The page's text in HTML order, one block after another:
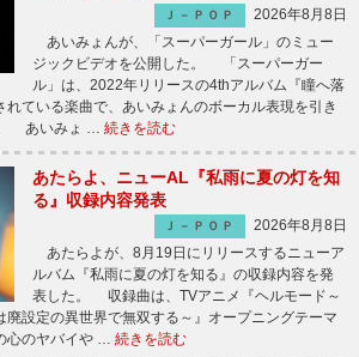
Ｊ－ＰＯＰ
2026年8月8日
あいみょんが、「スーパーガール」のミュー
ジックビデオを公開した。 「スーパーガー
ル」は、2022年リリースの4thアルバム『瞳へ落
れている楽曲で、あいみょんのボーカル表現を引き
。 あいみょ … 続きを読む
あたらよ、ニューAL『私雨に夏の灯を知
る』収録内容発表
Ｊ－ＰＯＰ
2026年8月8日
あたらよが、8月19日にリリースするニューア
ルバム『私雨に夏の灯を知る』の収録内容を発
表した。 収録曲は、TVアニメ『ヘルモード～
廃設定の異世界で無双する～』オープニングテーマ
心のヤバイや … 続きを読む